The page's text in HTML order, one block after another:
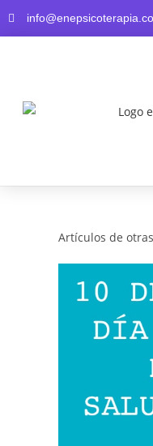
Artículos de